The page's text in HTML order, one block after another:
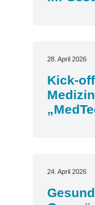
28. April 2026
Kick-
24. April 2026